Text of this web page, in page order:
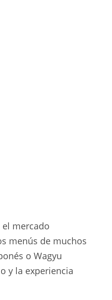
mercado
menús de muchos
o Wagyu
y la experiencia